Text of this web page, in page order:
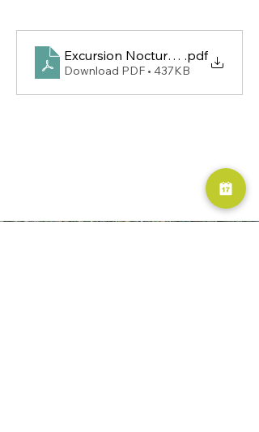
Excursion Nocturna Meseta 2025
.pdf
Download PDF • 437KB